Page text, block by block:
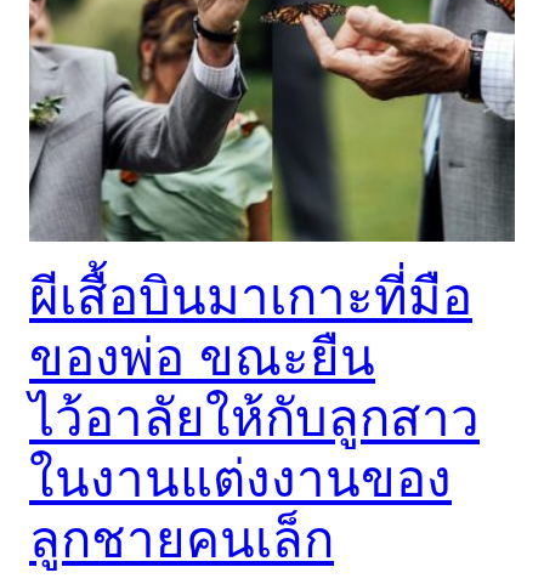
ผีเสื้อบินมาเกาะที่มือ
ของพ่อ ขณะยืน
ไว้อาลัยให้กับลูกสาว
ในงานแต่งงานของ
ลูกชายคนเล็ก